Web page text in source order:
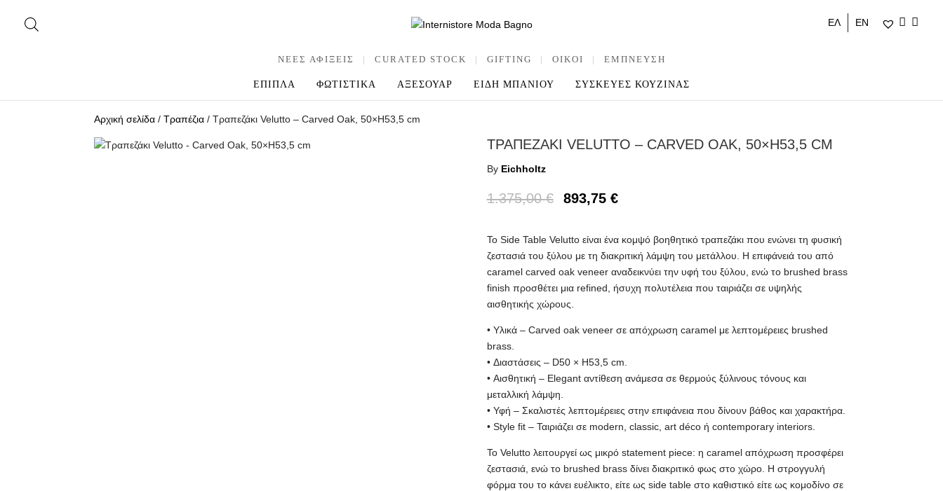
ΕΛ ΕΝ
ΝΕΕΣ ΑΦΙΞΕΙΣ | CURATED STOCK | GIFTING | OIKOI | ΕΜΠΝΕΥΣΗ
ΕΠΙΠΛΑ ΦΩΤΙΣΤΙΚΑ ΑΞΕΣΟΥΑΡ ΕΙΔΗ ΜΠΑΝΙΟΥ ΣΥΣΚΕΥΕΣ ΚΟΥΖΙΝΑΣ
Αρχική σελίδα /Τραπέζια / Τραπεζάκι Velutto – Carved Oak, 50×H53,5 cm
ΤΡΑΠΕΖΑΚΙ VELUTTO – CARVED OAK, 50×H53,5 CM
By Eichholtz
1.375,00€ 893,75 €
Το Side Table Velutto είναι ένα κομψό βοηθητικό τραπεζάκι που ενώνει τη φυσική
ζεστασιά του ξύλου με τη διακριτική λάμψη του μετάλλου. Η επιφάνειά του από
caramel carved oak veneer αναδεικνύει την υφή του ξύλου, ενώ το brushed brass
finish προσθέτει μια refined, ήσυχη πολυτέλεια που ταιριάζει σε υψηλής
αισθητικής χώρους.
• Υλικά – Carved oak veneer σε απόχρωση caramel με λεπτομέρειες brushed
brass.
• Διαστάσεις – D50 × H53,5 cm.
• Αισθητική – Elegant αντίθεση ανάμεσα σε θερμούς ξύλινους τόνους και
μεταλλική λάμψη.
• Υφή – Σκαλιστές λεπτομέρειες στην επιφάνεια που δίνουν βάθος και χαρακτήρα.
• Style fit – Ταιριάζει σε modern, classic, art déco ή contemporary interiors.
Το Velutto λειτουργεί ως μικρό statement piece: η caramel απόχρωση προσφέρει
ζεστασιά, ενώ το brushed brass δίνει διακριτικό φως στο χώρο. Η στρογγυλή
φόρμα του το κάνει ευέλικτο, είτε ως side table στο καθιστικό είτε ως κομοδίνο σε